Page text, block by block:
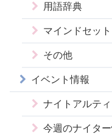
用語辞典
マインドセット
その他
イベント情報
ナイトアルテ
今週のナイタ